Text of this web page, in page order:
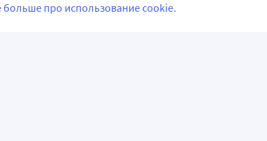
больше про использование cookie.